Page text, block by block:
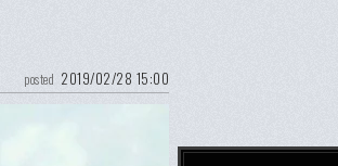
posted 2019/02/28 15:00